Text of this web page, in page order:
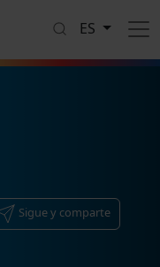
ES
Sigue y comparte